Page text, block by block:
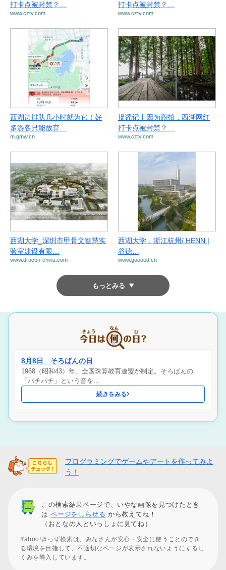
打卡点被封禁？…
www.cztv.com
打卡点被封禁？…
www.cztv.com
西湖边排队几小时就为它！好
多游客只能放弃…
m.gmw.cn
捉谣记丨因为商拍，西湖网红
打卡点被封禁？…
www.cztv.com
西湖大学_深圳市甲骨文智慧实
验室建设有限…
www.dracon-china.com
西湖大学，浙江杭州/ HENN |
谷德…
www.gooood.cn
もっとみる
8月8日 そろばんの日
1968（昭和43）年、全国珠算教育連盟が制定。そろばんの
「パチパチ」という音を…
続きをみる
プログラミングでゲームやアートを作ってみよ
う！
この検索結果ページで、いやな画像を見つけたとき
はページをしらせる から教えてね！
（おとなの人といっしょに見てね）
Yahoo!きっず検索は、みなさんが安心・安全に使うことのでき
る環境を目指して、不適切なページが表示されないようにするし
くみを導入しています。